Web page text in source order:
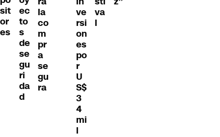
sit
or
es
ec
to
s
de
se
gu
ri
da
d
la
co
m
pr
a
se
gu
ra
ve
rsi
on
es
po
r
U
S$
3
4
mi
l
va
l